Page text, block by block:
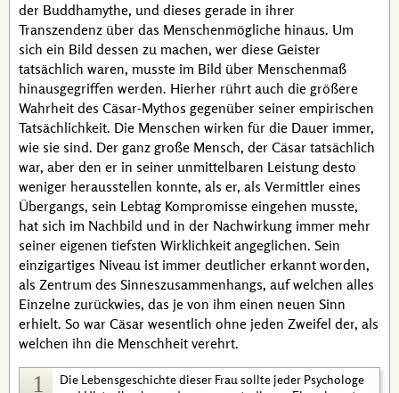
der Buddhamythe, und dieses gerade in ihrer
Transzendenz über das Menschenmögliche hinaus. Um
sich ein Bild dessen zu machen, wer diese Geister
tatsächlich waren, musste im Bild über Menschenmaß
hinausgegriffen werden. Hierher rührt auch die größere
Wahrheit des Cäsar-Mythos gegenüber seiner empirischen
Tatsächlichkeit. Die Menschen wirken für die Dauer immer,
wie sie sind. Der ganz große Mensch, der Cäsar tatsächlich
war, aber den er in seiner unmittelbaren Leistung desto
weniger herausstellen konnte, als er, als Vermittler eines
Übergangs, sein Lebtag Kompromisse eingehen musste,
hat sich im Nachbild und in der Nachwirkung immer mehr
seiner eigenen tiefsten Wirklichkeit angeglichen. Sein
einzigartiges Niveau ist immer deutlicher erkannt worden,
als Zentrum des Sinneszusammenhangs, auf welchen alles
Einzelne zurückwies, das je von ihm einen neuen Sinn
erhielt. So war Cäsar wesentlich ohne jeden Zweifel der, als
welchen ihn die Menschheit verehrt.
1
Die Lebensgeschichte dieser Frau sollte jeder Psychologe